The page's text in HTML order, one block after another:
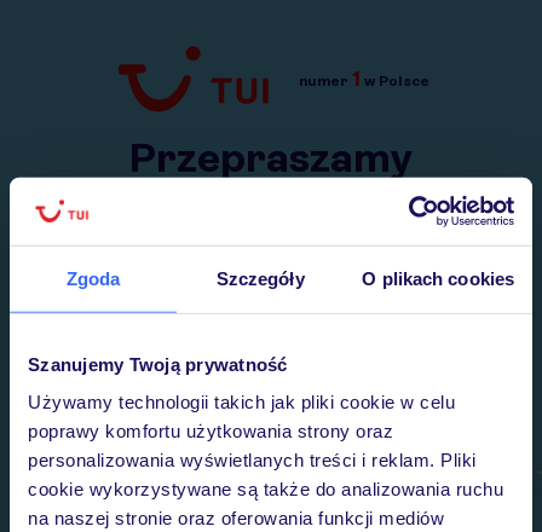
Zgoda Szczegóły O plikach cookies
Szanujemy Twoją prywatność
Używamy technologii takich jak pliki cookie w celu
poprawy komfortu użytkowania strony oraz
personalizowania wyświetlanych treści i reklam. Pliki
cookie wykorzystywane są także do analizowania ruchu
na naszej stronie oraz oferowania funkcji mediów
Przejdź do TUI.pl
numer 1 w Polsce
Przepraszamy
Wysłaliśmy nasz serwis na krótkie wakacje.